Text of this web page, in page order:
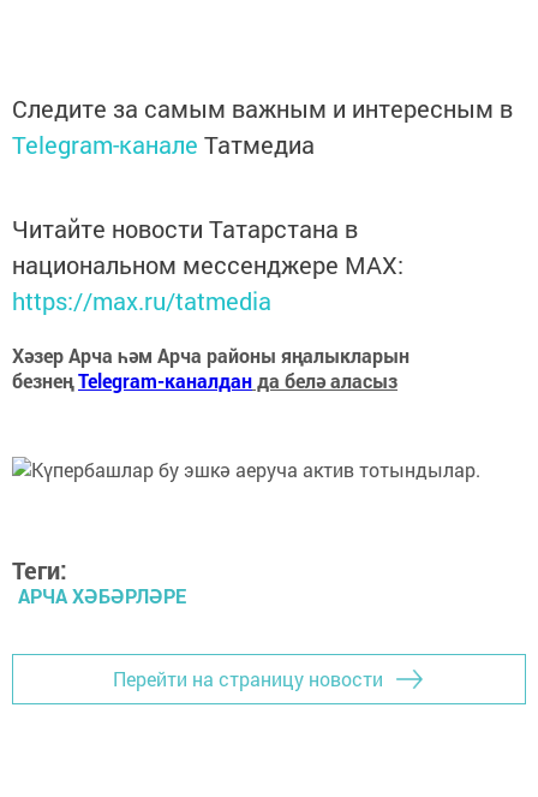
Следите за самым важным и интересным в
Telegram-канале Татмедиа
Читайте новости Татарстана в
национальном мессенджере MАХ:
https://max.ru/tatmedia
Хәзер Арча һәм Арча районы яңалыкларын
безнеңTelegram-каналданда белә аласыз
Теги:
АРЧА ХӘБӘРЛӘРЕ
Перейти на страницу новости